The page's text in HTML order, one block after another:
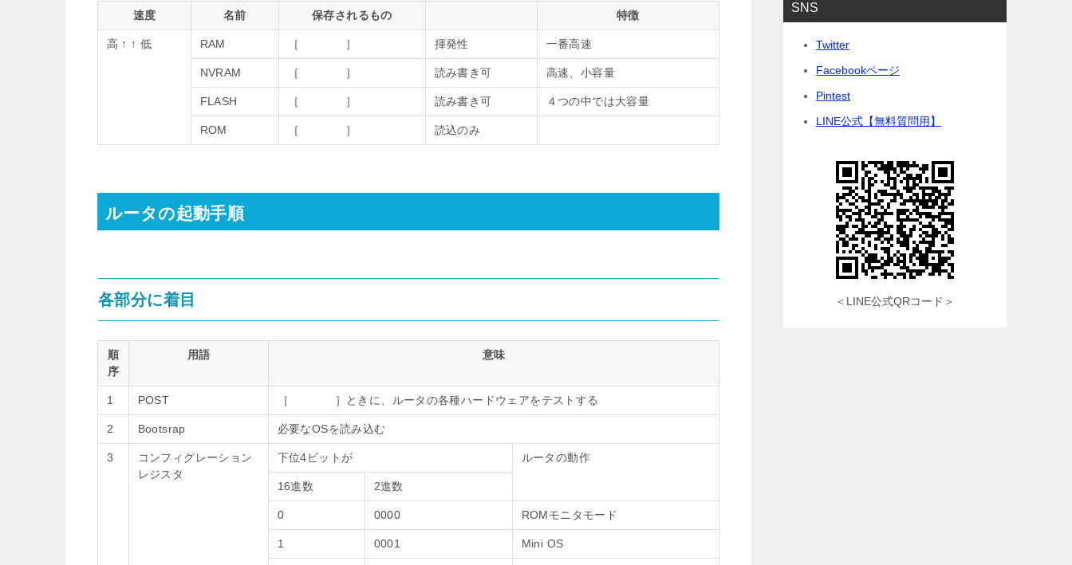
速度 名前 保存されるもの 特徴
高 ↑ ↑ 低 RAM ［ ］ 揮発性 一番高速
NVRAM ［ ］ 読み書き可 高速、小容量
FLASH ［ ］ 読み書き可 ４つの中では大容量
ROM ［ ］ 読込のみ
ルータの起動手順
各部分に着目
順
序
用語 意味
1 POST ［ ］ときに、ルータの各種ハードウェアをテストする
2 Bootsrap 必要なOSを読み込む
3
コンフィグレーション
レジスタ
下位4ビットが ルータの動作
16進数 2進数
0 0000 ROMモニタモード
1 0001 Mini OS
SNS
Twitter
Facebookページ
Pintest
LINE公式【無料質問用】
＜LINE公式QRコード＞